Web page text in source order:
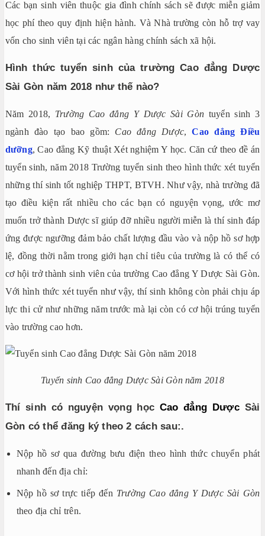
Các bạn sinh viên thuộc gia đình chính sách sẽ được miễn giảm
học phí theo quy định hiện hành. Và Nhà trường còn hỗ trợ vay
vốn cho sinh viên tại các ngân hàng chính sách xã hội.
Hình thức tuyển sinh của trường Cao đẳng Dược
Sài Gòn năm 2018 như thế nào?
Năm 2018, Trường Cao đẳng Y Dược Sài Gòn tuyển sinh 3
ngành đào tạo bao gồm: Cao đẳng Dược,Cao đẳng Điều
dưỡng, Cao đẳng Kỹ thuật Xét nghiệm Y học. Căn cứ theo đề án
tuyển sinh, năm 2018 Trường tuyển sinh theo hình thức xét tuyển
những thí sinh tốt nghiệp THPT, BTVH. Như vậy, nhà trường đã
tạo điều kiện rất nhiều cho các bạn có nguyện vọng, ước mơ
muốn trở thành Dược sĩ giúp đỡ nhiều người miễn là thí sinh đáp
ứng được ngưỡng đảm bảo chất lượng đầu vào và nộp hồ sơ hợp
lệ, đồng thời nằm trong giới hạn chỉ tiêu của trường là có thể có
cơ hội trở thành sinh viên của trường Cao đẳng Y Dược Sài Gòn.
Với hình thức xét tuyển như vậy, thí sinh không còn phải chịu áp
lực thi cử như những năm trước mà lại còn có cơ hội trúng tuyển
vào trường cao hơn.
Tuyển sinh Cao đẳng Dược Sài Gòn năm 2018
Thí sinh có nguyện vọng học Cao đẳng DượcSài
Gòn có thể đăng ký theo 2 cách sau:.
Nộp hồ sơ qua đường bưu điện theo hình thức chuyển phát
nhanh đến địa chỉ:
Nộp hồ sơ trực tiếp đến Trường Cao đẳng Y Dược Sài Gòn
theo địa chỉ trên.